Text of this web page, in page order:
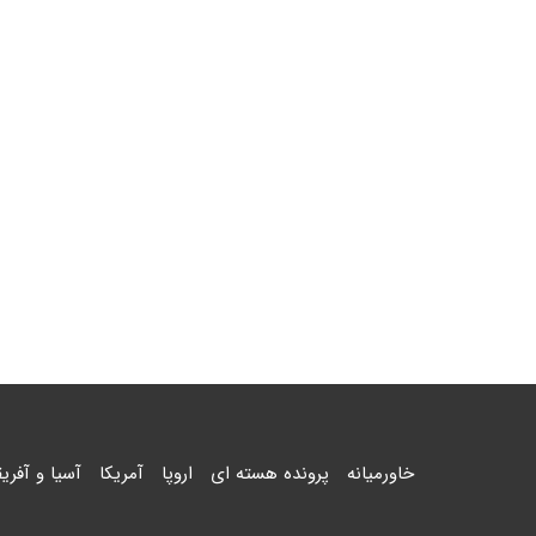
خاورمیانه پرونده هسته ای اروپا آمریکا آسیا و